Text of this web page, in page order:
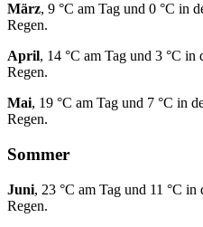
März, 9 °C am Tag und 0 °C in
Regen.
April, 14 °C am Tag und 3 °C
Regen.
Mai, 19 °C am Tag und 7 °C in
Regen.
Sommer
Juni, 23 °C am Tag und 11 °C
Regen.